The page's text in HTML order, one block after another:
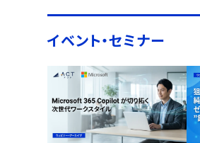
イベント・セミナー